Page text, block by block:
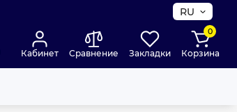
RU
Кабинет Сравнение Закладки
0
Корзина